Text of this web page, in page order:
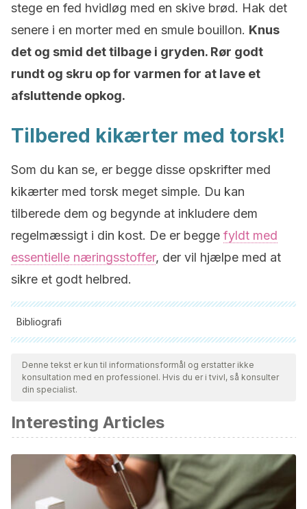
stege en fed hvidløg med en skive brød. Hak det
senere i en morter med en smule bouillon. Knus
det og smid det tilbage i gryden. Rør godt
rundt og skru op for varmen for at lave et
afsluttende opkog.
Tilbered kikærter med torsk!
Som du kan se, er begge disse opskrifter med
kikærter med torsk meget simple. Du kan
tilberede dem og begynde at inkludere dem
regelmæssigt i din kost. De er begge fyldt med
essentielle næringsstoffer, der vil hjælpe med at
sikre et godt helbred.
Bibliografi
Alle citerede kilder blev grundigt gennemgået af vores team
for at sikre deres kvalitet, pålidelighed, aktualitet og validitet.
Bibliografien i denne artikel blev betragtet som pålidelig og af
Gianfredi V, Salvatori T, Villarini M, Moretti M, Nucci D,
Realdon S. Is dietary fibre truly protective against colon
cancer? A systematic review and meta-analysis. Int J Food
Sci Nutr. 2018 Dec;69(8):904-915. doi:
10.1080/09637486.2018.1446917. Epub 2018 Mar 8. PMID:
Denne tekst er kun til informationsformål og erstatter ikke
konsultation med en professionel. Hvis du er i tvivl, så konsulter
din specialist.
Interesting Articles